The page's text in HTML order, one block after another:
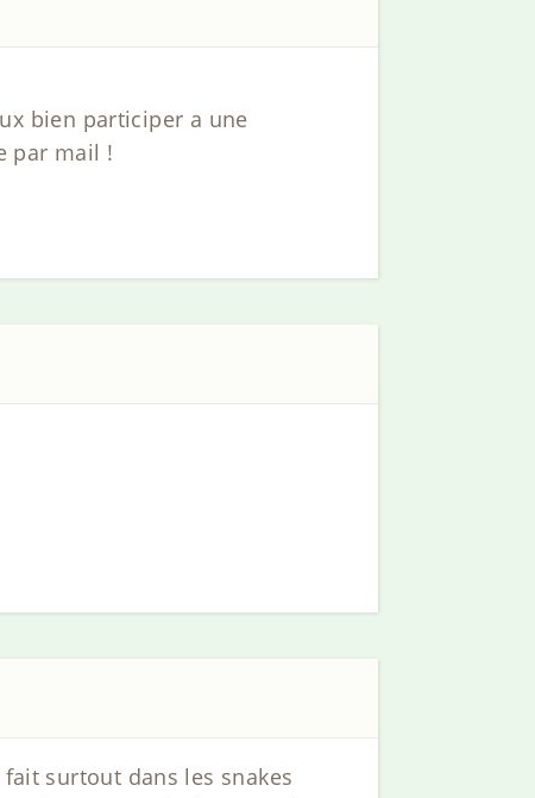
bien participer a une
par mail !
surtout dans les snakes